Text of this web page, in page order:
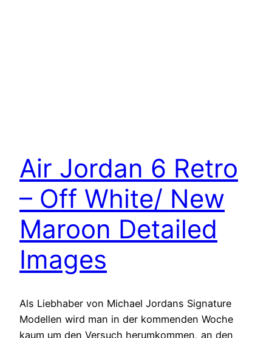
Air Jordan 6 Retro
– Off White/ New
Maroon Detailed
Images
Als Liebhaber von Michael Jordans Signature
Modellen wird man in der kommenden Woche
kaum um den Versuch herumkommen, an den